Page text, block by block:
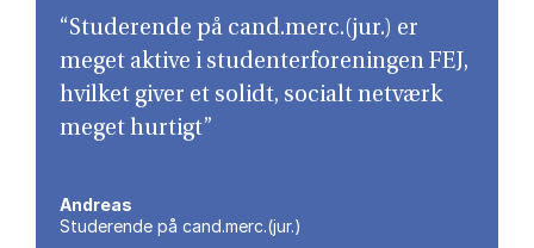
“Studerende på cand.merc.(jur.) er
meget aktive i studenterforeningen FEJ,
hvilket giver et solidt, socialt netværk
meget hurtigt”
Andreas
Studerende på cand.merc.(jur.)